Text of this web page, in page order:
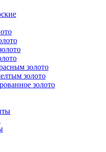
золото
золото
золото